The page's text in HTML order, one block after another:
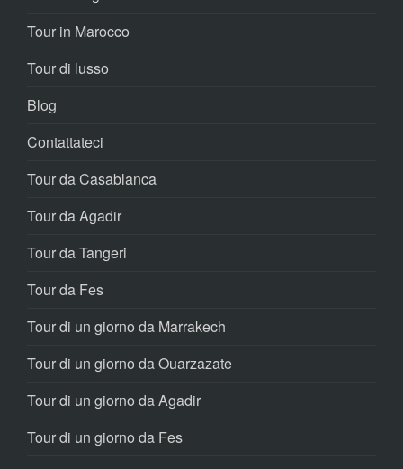
Tour in Marocco
Tour di lusso
Blog
Contattateci
Tour da Casablanca
Tour da Agadir
Tour da Tangeri
Tour da Fes
Tour di un giorno da Marrakech
Tour di un giorno da Ouarzazate
Tour di un giorno da Agadir
Tour di un giorno da Fes